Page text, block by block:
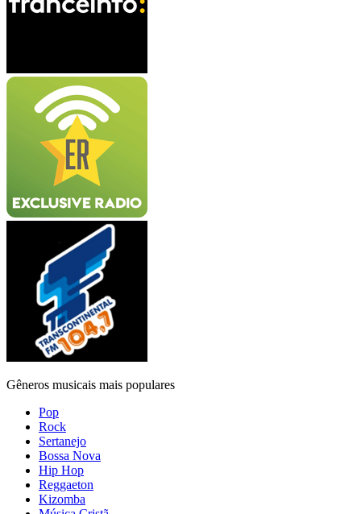
Gêneros musicais mais populares
Pop
Rock
Sertanejo
Bossa Nova
Hip Hop
Reggaeton
Kizomba